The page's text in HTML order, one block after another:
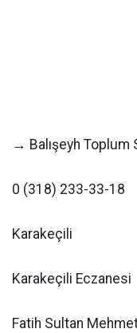
→ Balışeyh Toplum
0 (318) 233-33-18
Karakeçili
Karakeçili Eczanesi
Fatih Sultan